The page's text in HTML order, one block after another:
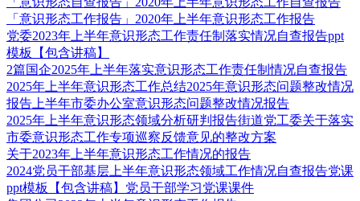
「意识形态工作报告」2020年上半年意识形态工作报告
党委2023年上半年意识形态工作责任制落实情况自查报告ppt
模板【包含讲稿】
2篇国企2025年上半年落实意识形态工作责任制情况自查报告
2025年上半年意识形态工作总结2025年意识形态问题整改情况
报告上半年市委办公室意识形态问题整改情况报告
2025年上半年意识形态领域分析研判报告街道党工委关于落实
市委意识形态工作专项巡察反馈意见的整改方案
关于2023年上半年意识形态工作情况的报告
2024党员干部基层上半年意识形态领域工作情况自查报告党课
ppt模板【包含讲稿】党员干部学习党课课件